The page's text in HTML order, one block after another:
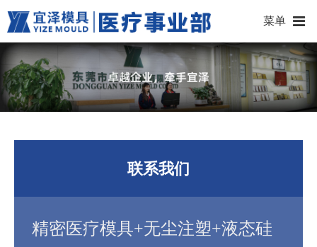
菜单
联系我们
精密医疗模具+无尘注塑+液态硅